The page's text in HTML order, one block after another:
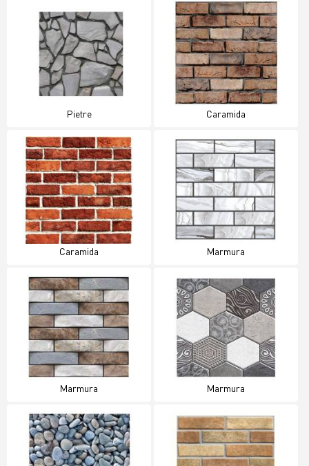
Pietre Caramida
Caramida Marmura
Marmura Marmura